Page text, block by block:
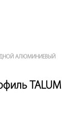
АЛЮМИНИЕВЫЙ
TALUM